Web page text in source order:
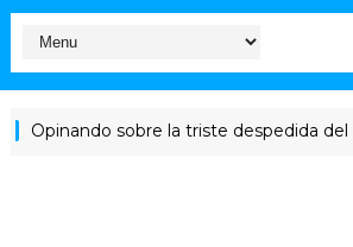
sobre la triste despedida del HLA